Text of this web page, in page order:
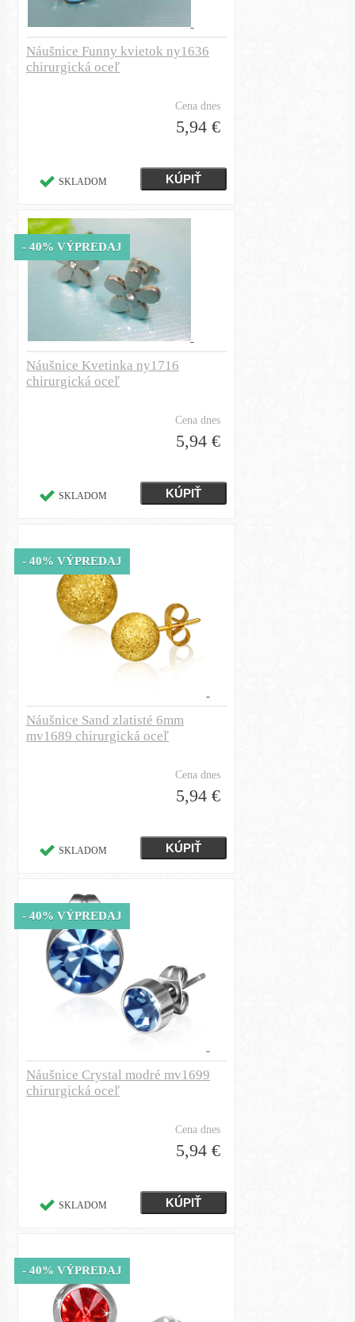
Náušnice Funny kvietok ny1636
chirurgická oceľ
Cena dnes
5,94 €
SKLADOM
Náušnice Kvetinka ny1716
chirurgická oceľ
Cena dnes
5,94 €
SKLADOM
- 40% VÝPREDAJ
Náušnice Sand zlatisté 6mm
mv1689 chirurgická oceľ
Cena dnes
5,94 €
SKLADOM
- 40% VÝPREDAJ
Náušnice Crystal modré mv1699
chirurgická oceľ
Cena dnes
5,94 €
SKLADOM
- 40% VÝPREDAJ
- 40% VÝPREDAJ